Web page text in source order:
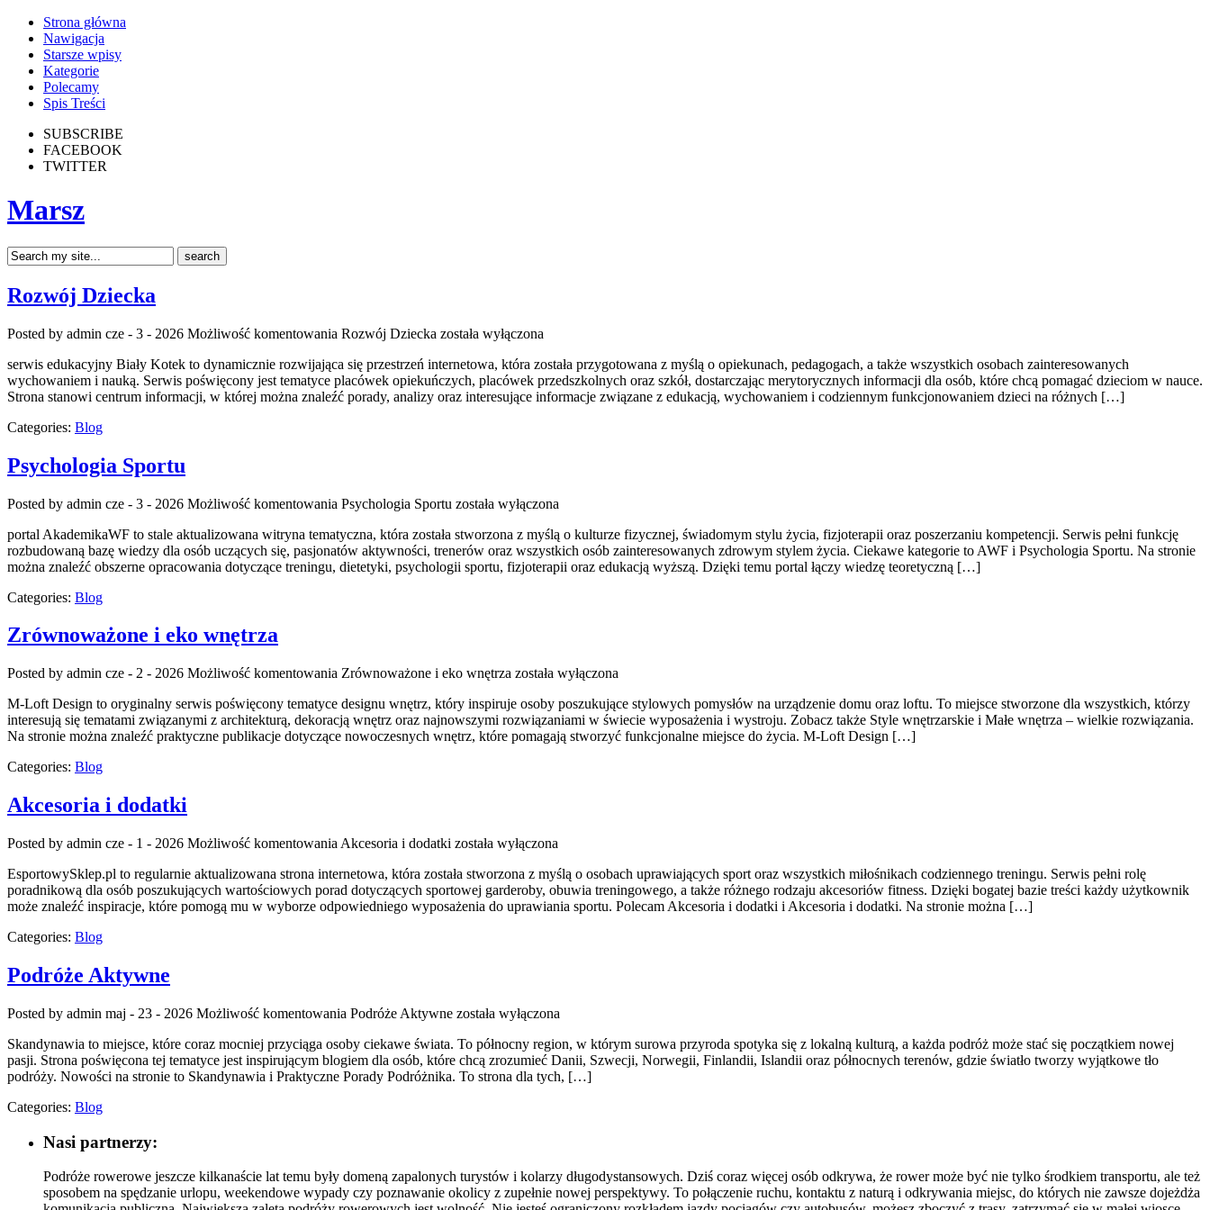
Strona główna
Nawigacja
Starsze wpisy
Kategorie
Polecamy
Spis Treści
SUBSCRIBE
FACEBOOK
TWITTER
Marsz
Rozwój Dziecka
Posted by admin cze - 3 - 2026 Możliwość komentowania Rozwój Dziecka została wyłączona
serwis edukacyjny Biały Kotek to dynamicznie rozwijająca się przestrzeń internetowa, która została przygotowana z myślą o opiekunach, pedagogach, a także wszystkich osobach zainteresowanych
wychowaniem i nauką. Serwis poświęcony jest tematyce placówek opiekuńczych, placówek przedszkolnych oraz szkół, dostarczając merytorycznych informacji dla osób, które chcą pomagać dzieciom w nauce.
Strona stanowi centrum informacji, w której można znaleźć porady, analizy oraz interesujące informacje związane z edukacją, wychowaniem i codziennym funkcjonowaniem dzieci na różnych […]
Categories: Blog
Psychologia Sportu
Posted by admin cze - 3 - 2026 Możliwość komentowania Psychologia Sportu została wyłączona
portal AkademikaWF to stale aktualizowana witryna tematyczna, która została stworzona z myślą o kulturze fizycznej, świadomym stylu życia, fizjoterapii oraz poszerzaniu kompetencji. Serwis pełni funkcję
rozbudowaną bazę wiedzy dla osób uczących się, pasjonatów aktywności, trenerów oraz wszystkich osób zainteresowanych zdrowym stylem życia. Ciekawe kategorie to AWF i Psychologia Sportu. Na stronie
można znaleźć obszerne opracowania dotyczące treningu, dietetyki, psychologii sportu, fizjoterapii oraz edukacją wyższą. Dzięki temu portal łączy wiedzę teoretyczną […]
Categories: Blog
Zrównoważone i eko wnętrza
Posted by admin cze - 2 - 2026 Możliwość komentowania Zrównoważone i eko wnętrza została wyłączona
M-Loft Design to oryginalny serwis poświęcony tematyce designu wnętrz, który inspiruje osoby poszukujące stylowych pomysłów na urządzenie domu oraz loftu. To miejsce stworzone dla wszystkich, którzy
interesują się tematami związanymi z architekturą, dekoracją wnętrz oraz najnowszymi rozwiązaniami w świecie wyposażenia i wystroju. Zobacz także Style wnętrzarskie i Małe wnętrza – wielkie rozwiązania.
Na stronie można znaleźć praktyczne publikacje dotyczące nowoczesnych wnętrz, które pomagają stworzyć funkcjonalne miejsce do życia. M-Loft Design […]
Categories: Blog
Akcesoria i dodatki
Posted by admin cze - 1 - 2026 Możliwość komentowania Akcesoria i dodatki została wyłączona
EsportowySklep.pl to regularnie aktualizowana strona internetowa, która została stworzona z myślą o osobach uprawiających sport oraz wszystkich miłośnikach codziennego treningu. Serwis pełni rolę
poradnikową dla osób poszukujących wartościowych porad dotyczących sportowej garderoby, obuwia treningowego, a także różnego rodzaju akcesoriów fitness. Dzięki bogatej bazie treści każdy użytkownik
może znaleźć inspiracje, które pomogą mu w wyborze odpowiedniego wyposażenia do uprawiania sportu. Polecam Akcesoria i dodatki i Akcesoria i dodatki. Na stronie można […]
Categories: Blog
Podróże Aktywne
Posted by admin maj - 23 - 2026 Możliwość komentowania Podróże Aktywne została wyłączona
Skandynawia to miejsce, które coraz mocniej przyciąga osoby ciekawe świata. To północny region, w którym surowa przyroda spotyka się z lokalną kulturą, a każda podróż może stać się początkiem nowej
pasji. Strona poświęcona tej tematyce jest inspirującym blogiem dla osób, które chcą zrozumieć Danii, Szwecji, Norwegii, Finlandii, Islandii oraz północnych terenów, gdzie światło tworzy wyjątkowe tło
podróży. Nowości na stronie to Skandynawia i Praktyczne Porady Podróżnika. To strona dla tych, […]
Categories: Blog
Nasi partnerzy:
Podróże rowerowe jeszcze kilkanaście lat temu były domeną zapalonych turystów i kolarzy długodystansowych. Dziś coraz więcej osób odkrywa, że rower może być nie tylko środkiem transportu, ale też
sposobem na spędzanie urlopu, weekendowe wypady czy poznawanie okolicy z zupełnie nowej perspektywy. To połączenie ruchu, kontaktu z naturą i odkrywania miejsc, do których nie zawsze dojeżdża